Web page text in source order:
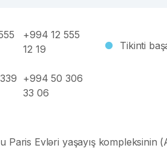
+994 12 555
12 19
Tikinti
+994 50 306
33 06
Paris Evləri yaşayış kompleksinin